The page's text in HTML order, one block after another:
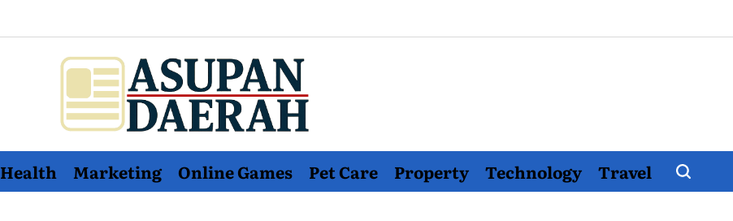
Asupan
Daerah
Health Marketing Online Games Pet Care Property Technology Travel